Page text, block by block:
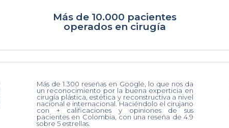
Más de 10.000 pacientes
operados en cirugía
Más de 1.300 reseñas en Google, lo que nos da
un reconocimiento por la buena experticia en
cirugía plástica, estética y reconstructiva a nivel
nacional e internacional. Haciéndolo el cirujano
con + calificaciones y opiniones de sus
pacientes en Colombia, con una reseña de 4.9
sobre 5 estrellas.